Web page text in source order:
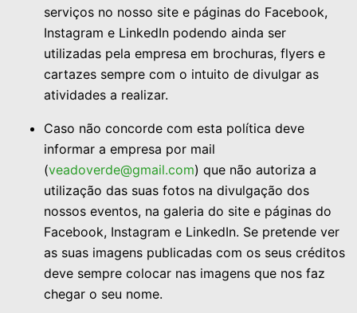
serviços no nosso site e páginas do Facebook,
Instagram e LinkedIn podendo ainda ser
utilizadas pela empresa em brochuras, flyers e
cartazes sempre com o intuito de divulgar as
atividades a realizar.
Caso não concorde com esta política deve
informar a empresa por mail
(veadoverde@gmail.com) que não autoriza a
utilização das suas fotos na divulgação dos
nossos eventos, na galeria do site e páginas do
Facebook, Instagram e LinkedIn. Se pretende ver
as suas imagens publicadas com os seus créditos
deve sempre colocar nas imagens que nos faz
chegar o seu nome.